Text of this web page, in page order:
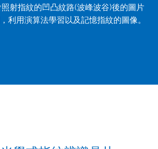
射指紋的凹凸紋路(波峰波谷)後的圖片
利用演算法學習以及記憶指紋的圖像。